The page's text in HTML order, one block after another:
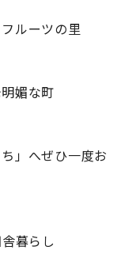
ルーツの里
媚な町
」へぜひ一度お
暮らし